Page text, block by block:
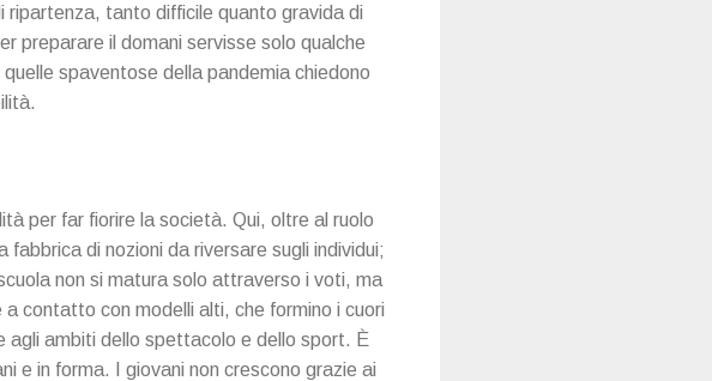
ripartenza, tanto difficile quanto gravida di
preparare il domani servisse solo qualche
spaventose della pandemia chiedono
per far fiorire la società. Qui, oltre al ruolo
di nozioni da riversare sugli individui;
non si matura solo attraverso i voti, ma
contatto con modelli alti, che formino i cuori
agli ambiti dello spettacolo e dello sport. È
e in forma. I giovani non crescono grazie ai